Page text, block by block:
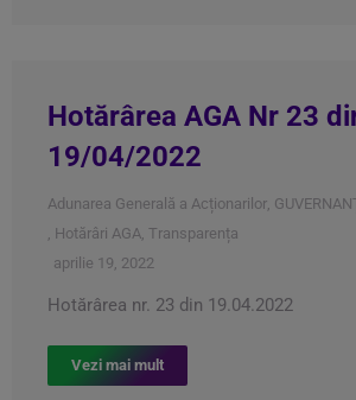
Hotărârea AGA Nr 23
19/04/2022
Adunarea Generală a Acționarilor,
, Hotărâri AGA, Transparența
aprilie 19, 2022
Hotărârea nr. 23 din 19.04.2022
Vezi mai mult